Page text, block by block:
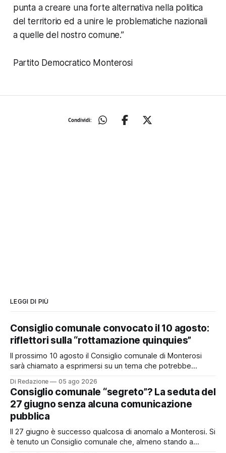
punta a creare una forte alternativa nella politica
del territorio ed a unire le problematiche nazionali
a quelle del nostro comune.”
Partito Democratico Monterosi
Condividi:
LEGGI DI PIÙ
Consiglio comunale convocato il 10 agosto:
riflettori sulla “rottamazione quinquies”
Il prossimo 10 agosto il Consiglio comunale di Monterosi
sarà chiamato a esprimersi su un tema che potrebbe
possibile adesione del Comune alla cosiddetta
“rottamazione quinquies” dei carichi affidati all’Agente della
Riscossione. Prima, però, c’è un tema politico che merita
Di Redazione 05 ago 2026
Consiglio comunale “segreto”? La seduta del
27 giugno senza alcuna comunicazione
pubblica
Il 27 giugno è successo qualcosa di anomalo a Monterosi. Si
è tenuto un Consiglio comunale che, almeno stando a